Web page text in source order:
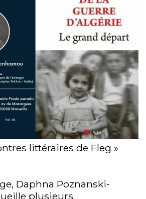
littéraires de Fleg »
Daphna Poznanski-
plusieurs